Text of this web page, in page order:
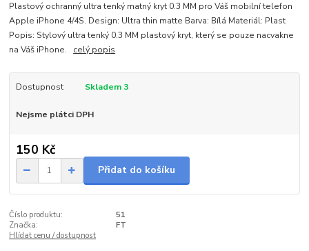
Plastový ochranný ultra tenký matný kryt 0.3 MM pro Váš mobilní telefon
Apple iPhone 4/4S. Design: Ultra thin matte Barva: Bílá Materiál: Plast
Popis: Stylový ultra tenký 0.3 MM plastový kryt, který se pouze nacvakne
na Váš iPhone. celý popis
Dostupnost Skladem 3
Nejsme plátci DPH
150 Kč
Přidat do košíku
Číslo produktu:
51
Značka:
FT
Hlídat cenu / dostupnost